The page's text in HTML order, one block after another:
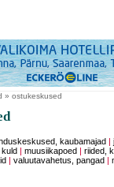
» ostukeskused
kaubamajad |
|muusiikapoed |riided,
|valuutavahetus, pangad |